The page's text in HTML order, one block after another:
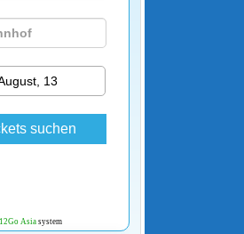
13
suchen
12Go Asiasystem